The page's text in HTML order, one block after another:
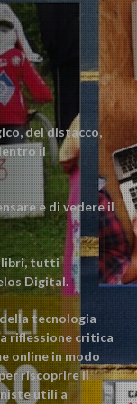
del distacco,
il
e di vedere il
libri, tutti
Digital.
tecnologia
riflessione critica
online in modo
riscoprire il
utili a